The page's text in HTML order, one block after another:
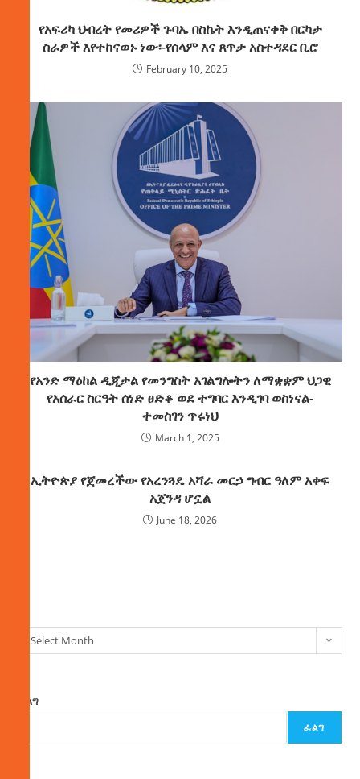
የአፍሪካ ህብረት የመሪዎች ጉባኤ በስኬት እንዲጠናቀቅ በርካታ
ስራዎች እየተከናወኑ ነው፡-የሰላም እና ጸጥታ አስተዳደር ቢሮ
February 10, 2025
የአንድ ማዕከል ዲጂታል የመንግስት አገልግሎትን ለማቋቋም ህጋዊ
የአሰራር ስርዓት ሰነድ ፀድቆ ወደ ተግባር እንዲገባ ወስነናል-
ተመስገን ጥሩነህ
March 1, 2025
ኢትዮጵያ የጀመረችው የአረንጓዴ አሻራ መርኃ ግብር ዓለም አቀፍ
አጀንዳ ሆኗል
June 18, 2026
Select Month
ፈልግ
ፈልግ